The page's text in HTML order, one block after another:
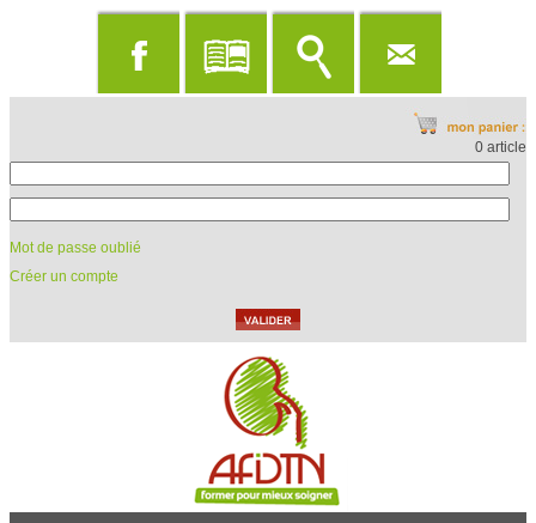
0 article
Mot de passe oublié
Créer un compte